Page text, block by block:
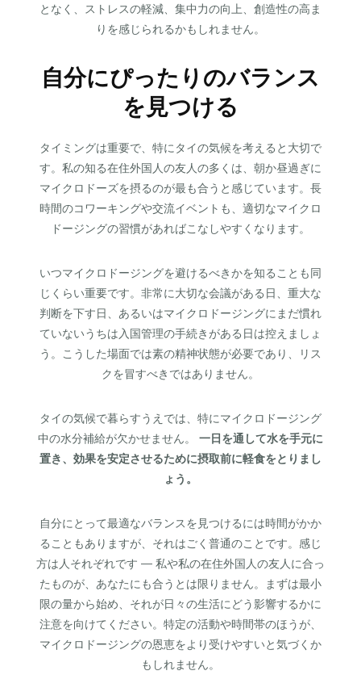
となく、ストレスの軽減、集中力の向上、創造性の高ま
りを感じられるかもしれません。
自分にぴったりのバランス
を見つける
タイミングは重要で、特にタイの気候を考えると大切で
す。私の知る在住外国人の友人の多くは、朝か昼過ぎに
マイクロドーズを摂るのが最も合うと感じています。長
時間のコワーキングや交流イベントも、適切なマイクロ
ドージングの習慣があればこなしやすくなります。
いつマイクロドージングを避けるべきかを知ることも同
じくらい重要です。非常に大切な会議がある日、重大な
判断を下す日、あるいはマイクロドージングにまだ慣れ
ていないうちは入国管理の手続きがある日は控えましょ
う。こうした場面では素の精神状態が必要であり、リス
クを冒すべきではありません。
タイの気候で暮らすうえでは、特にマイクロドージング
中の水分補給が欠かせません。 一日を通して水を手元に
置き、効果を安定させるために摂取前に軽食をとりまし
ょう。
自分にとって最適なバランスを見つけるには時間がかか
ることもありますが、それはごく普通のことです。感じ
方は人それぞれです — 私や私の在住外国人の友人に合っ
たものが、あなたにも合うとは限りません。まずは最小
限の量から始め、それが日々の生活にどう影響するかに
注意を向けてください。特定の活動や時間帯のほうが、
マイクロドージングの恩恵をより受けやすいと気づくか
もしれません。